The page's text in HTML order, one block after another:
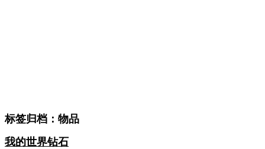
标签归档： 物品
我的世界钻石